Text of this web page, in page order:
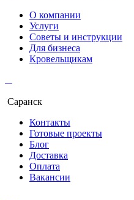
О компании
Услуги
Советы и инструкции
Для бизнеса
Кровельщикам
Саранск
Контакты
Готовые проекты
Блог
Доставка
Оплата
Вакансии